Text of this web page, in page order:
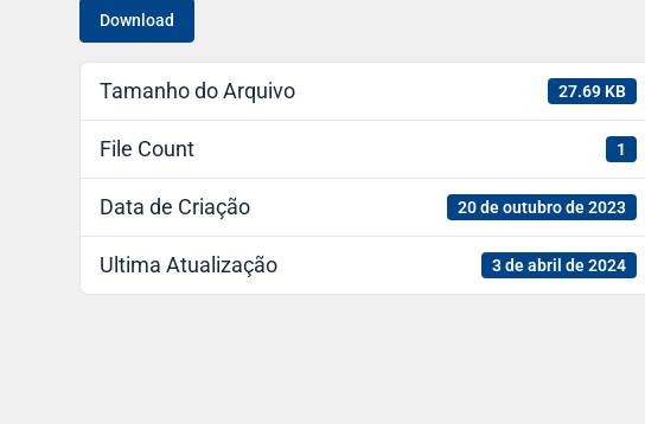
Download
Tamanho do Arquivo 27.69 KB
File Count 1
Data de Criação 20 de outubro de 2023
Ultima Atualização 3 de abril de 2024